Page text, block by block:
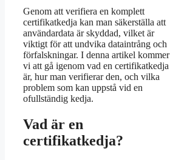
Genom att verifiera en komplett
certifikatkedja kan man säkerställa att
användardata är skyddad, vilket är
viktigt för att undvika dataintrång och
förfalskningar. I denna artikel kommer
vi att gå igenom vad en certifikatkedja
är, hur man verifierar den, och vilka
problem som kan uppstå vid en
ofullständig kedja.
Vad är en
certifikatkedja?